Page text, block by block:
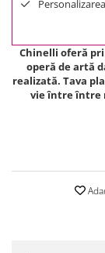
Chinelli oferă
operă de artă
realizată. Tava
vie între între